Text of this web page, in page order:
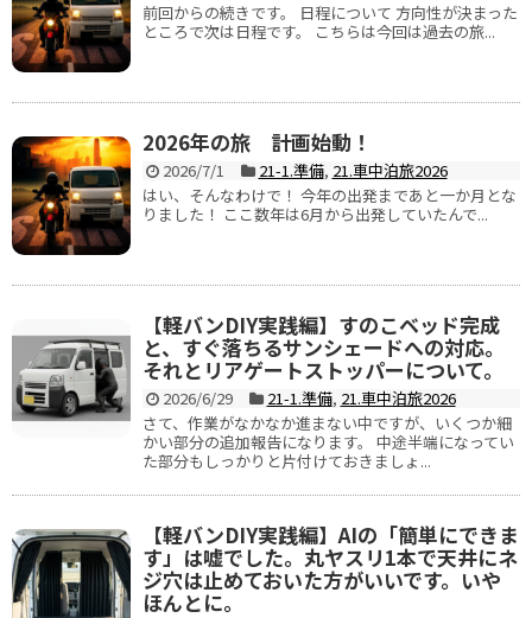
前回からの続きです。 日程について 方向性が決まった
ところで次は日程です。 こちらは今回は過去の旅...
2026年の旅 計画始動！
2026/7/1 21-1.準備, 21.車中泊旅2026
はい、そんなわけで！ 今年の出発まであと一か月とな
りました！ ここ数年は6月から出発していたんで...
【軽バンDIY実践編】すのこベッド完成
と、すぐ落ちるサンシェードへの対応。
それとリアゲートストッパーについて。
2026/6/29 21-1.準備, 21.車中泊旅2026
さて、作業がなかなか進まない中ですが、いくつか細
かい部分の追加報告になります。 中途半端になってい
た部分もしっかりと片付けておきましょ...
【軽バンDIY実践編】AIの「簡単にできま
す」は嘘でした。丸ヤスリ1本で天井にネ
ジ穴は止めておいた方がいいです。いや
ほんとに。